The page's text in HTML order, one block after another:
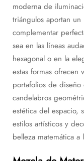
moderna de
triángulos aportan
complementar
sea en las líneas
hexagonal o en la
estas formas
portafolios de diseño
candelabros
estética del espacio,
estilos artísticos y
belleza matemática a